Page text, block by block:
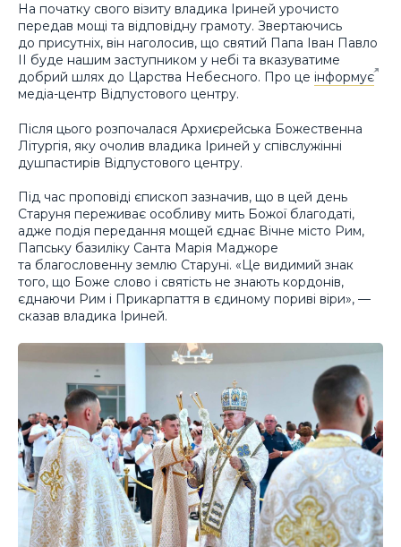
На початку свого візиту владика Іриней урочисто
передав мощі та відповідну грамоту. Звертаючись
до присутніх, він наголосив, що святий Папа Іван Павло
ІІ буде нашим заступником у небі та вказуватиме
добрий шлях до Царства Небесного. Про це інформує
медіа-центр Відпустового центру.
Після цього розпочалася Архиєрейська Божественна
Літургія, яку очолив владика Іриней у співслужінні
душпастирів Відпустового центру.
Під час проповіді єпископ зазначив, що в цей день
Старуня переживає особливу мить Божої благодаті,
адже подія передання мощей єднає Вічне місто Рим,
Папську базиліку Санта Марія Маджоре
та благословенну землю Старуні. «Це видимий знак
того, що Боже слово і святість не знають кордонів,
єднаючи Рим і Прикарпаття в єдиному пориві віри», —
сказав владика Іриней.